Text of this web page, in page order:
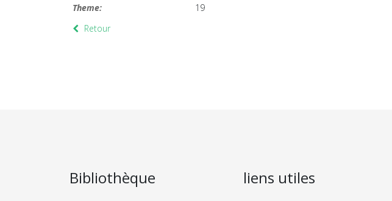
Theme:
19
Retour
Bibliothèque liens utiles